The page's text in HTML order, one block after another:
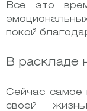
Все это
покой
В раскладе
Сейчас самое
своей